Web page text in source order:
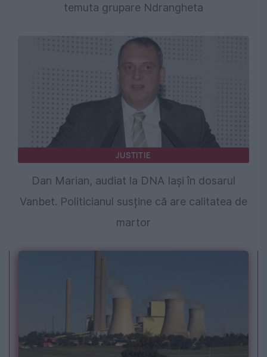
temuta grupare Ndrangheta
JUSTITIE
Dan Marian, audiat la DNA Iași în dosarul
Vanbet. Politicianul susține că are calitatea de
martor